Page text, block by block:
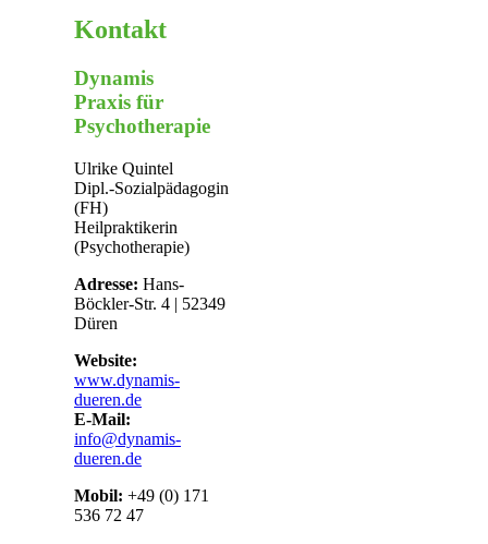
Kontakt
Dynamis
Praxis für
Psychotherapie
Ulrike Quintel
Dipl.-Sozialpädagogin
(FH)
Heilpraktikerin
(Psychotherapie)
Adresse: Hans-
Böckler-Str. 4 | 52349
Düren
Website:
www.dynamis-
dueren.de
E-Mail:
info@dynamis-
dueren.de
Mobil: +49 (0) 171
536 72 47